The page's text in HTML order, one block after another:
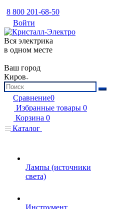
8 800 201-68-50
Войти
Вся электрика
в одном месте
Ваш город
Киров
Сравнение0
Избранные товары 0
Корзина 0
Каталог
Лампы (источники
света)
Инструмент,